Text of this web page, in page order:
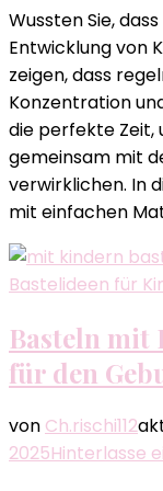
Wussten Sie,
Entwicklung von
zeigen, dass
Konzentration
die perfekte Zeit,
gemeinsam mit
verwirklichen. In
mit einfachen
Bastelideen für
Basteln mit
für den
von Ch.rischi112
2025Hinterlasse